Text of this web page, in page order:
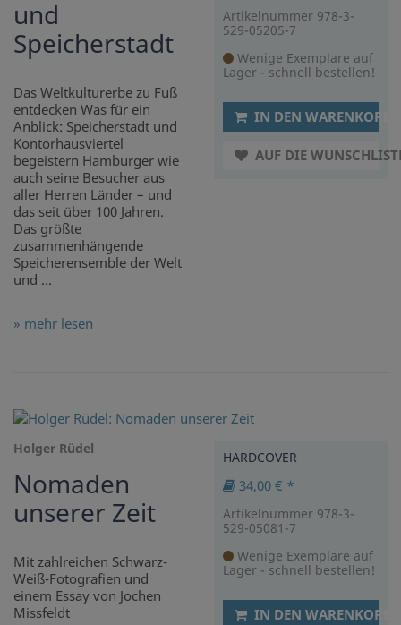
und
Speicherstadt
Das Weltkulturerbe zu Fuß
entdecken Was für ein
Anblick: Speicherstadt und
Kontorhausviertel
begeistern Hamburger wie
auch seine Besucher aus
aller Herren Länder – und
das seit über 100 Jahren.
Das größte
zusammenhängende
Speicherensemble der Welt
und ...
» mehr lesen
Artikelnummer 978-3-
529-05205-7
Wenige Exemplare auf
Lager - schnell bestellen!
IN DEN WARENKORB
AUF DIE
Holger Rüdel
Nomaden
unserer Zeit
Mit zahlreichen Schwarz-
Weiß-Fotografien und
einem Essay von Jochen
Missfeldt
HARDCOVER
34,00 € *
Artikelnummer 978-3-
529-05081-7
Wenige Exemplare auf
Lager - schnell bestellen!
IN DEN WARENKORB